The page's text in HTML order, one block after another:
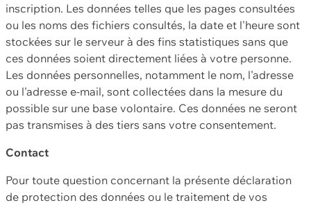
inscription. Les données telles que les pages consultées
ou les noms des fichiers consultés, la date et l'heure sont
stockées sur le serveur à des fins statistiques sans que
ces données soient directement liées à votre personne.
Les données personnelles, notamment le nom, l'adresse
ou l'adresse e-mail, sont collectées dans la mesure du
possible sur une base volontaire. Ces données ne seront
pas transmises à des tiers sans votre consentement.
Contact
Pour toute question concernant la présente déclaration
de protection des données ou le traitement de vos